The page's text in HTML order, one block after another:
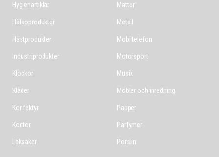
Hygienartiklar
Hälsoprodukter
Hästprodukter
Industriprodukter
Klockor
Kläder
Konfektyr
Kontor
Leksaker
Mattor
Metall
Mobiltelefon
Motorsport
Musik
Möbler och inredning
Papper
Parfymer
Porslin